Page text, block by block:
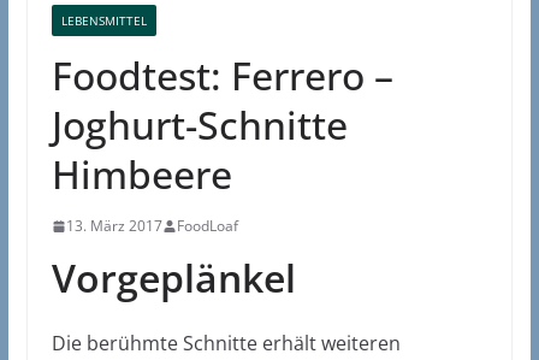
LEBENSMITTEL
Foodtest: Ferrero –
Joghurt-Schnitte
Himbeere
13. März 2017 FoodLoaf
Vorgeplänkel
Die berühmte Schnitte erhält weiteren